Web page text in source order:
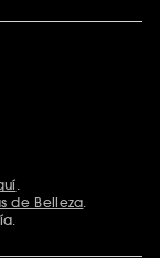
.
de Belleza.